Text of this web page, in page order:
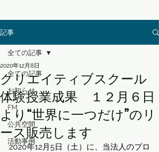
記事
全ての記事
お知らせ
FM
公共空間
活動事例
全ての記事
クリエイティブスクール
体験授業成果 １２月６日
より“世界に一つだけ”のリ
ース販売します
2020年12月8日
2020年12月5日（土）に、当法人のプロ